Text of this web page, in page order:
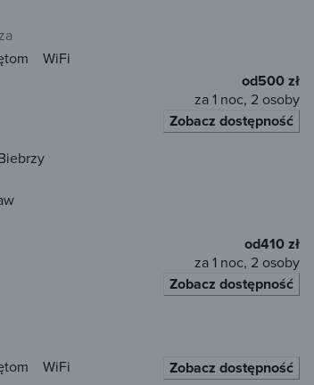
WiFi
od500 zł
za 1 noc, 2 osoby
Zobacz dostępność
od410 zł
za 1 noc, 2 osoby
Zobacz dostępność
WiFi Zobacz dostępność